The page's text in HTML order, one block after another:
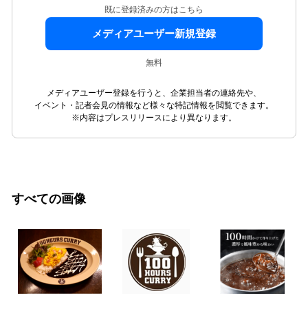
既に登録済みの方はこちら
メディアユーザー新規登録
無料
メディアユーザー登録を行うと、企業担当者の連絡先や、
イベント・記者会見の情報など様々な特記情報を閲覧できます。
※内容はプレスリリースにより異なります。
すべての画像